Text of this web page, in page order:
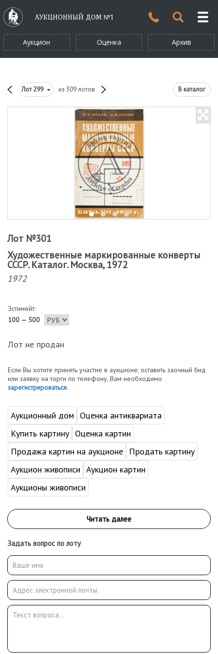
АУКЦИОННЫЙ ДОМ №1
Аукцион Оценка Архив
Лот299 из 309 лотов В каталог
Лот №301
Художественные маркированные конверты
СССР. Каталог. Москва, 1972
1972
Эстимейт:
100 — 500
Лот не продан
Если Вы хотите принять участие в аукционе, оставить заочный бид
или заявку на торги по телефону, Вам необходимо
зарегистрироваться.
Аукционный дом
Оценка антиквариата
Купить картину Оценка картин
Продажа картин на аукционе
Продать картину
Аукцион живописи Аукцион картин
Аукционы живописи
Задать вопрос по лоту